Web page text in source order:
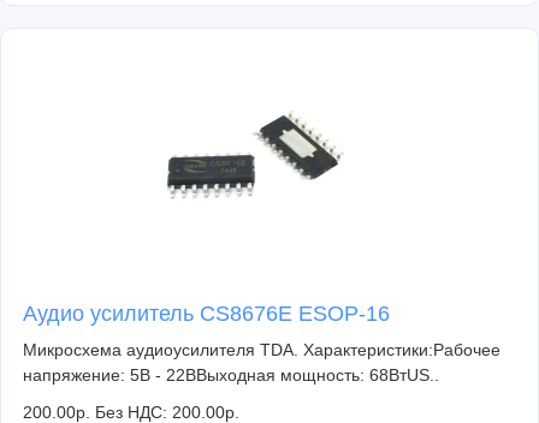
Аудио усилитель CS8676E ESOP-16
Микросхема аудиоусилителя TDA. Характеристики:Рабочее
напряжение: 5В - 22ВВыходная мощность: 68ВтUS..
200.00р. Без НДС: 200.00р.